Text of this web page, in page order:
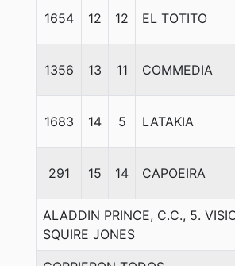
1654 12 12 EL TOTITO
1356 13 11 COMMEDIA
1683 14 5 LATAKIA
291 15 14 CAPOEIRA
ALADDIN PRINCE, C.C., 5.
SQUIRE JONES